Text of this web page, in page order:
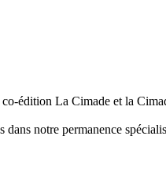
édition La Cimade et la
dans notre permanence